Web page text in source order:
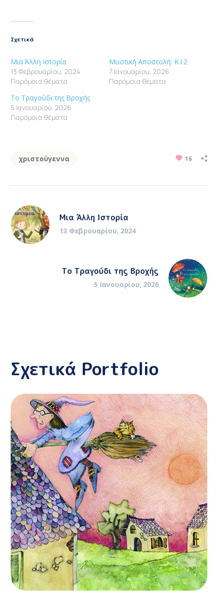
Σχετικά
Μια Άλλη Ιστορία
13 Φεβρουαρίου, 2024
Παρόμοια θέματα
Μυστική Αποστολή: Κ.Ι.2
7 Ιανουαρίου, 2026
Παρόμοια θέματα
Το Τραγούδι της Βροχής
5 Ιανουαρίου, 2026
Παρόμοια θέματα
χριστούγεννα 16
Μια Άλλη Ιστορία
13 Φεβρουαρίου, 2024
Το Τραγούδι της Βροχής
5 Ιανουαρίου, 2026
Σχετικά Portfolio